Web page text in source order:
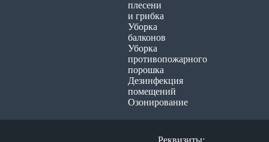
плесени
и грибка
Уборка
балконов
Уборка
противопожарного
порошка
Дезинфекция
помещений
Озонирование
Реквизиты: